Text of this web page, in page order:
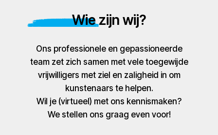
Wie zijn wij?
Ons professionele en gepassioneerde
team zet zich samen met vele toegewijde
vrijwilligers met ziel en zaligheid in om
kunstenaars te helpen.
Wil je (virtueel) met ons kennismaken?
We stellen ons graag even voor!